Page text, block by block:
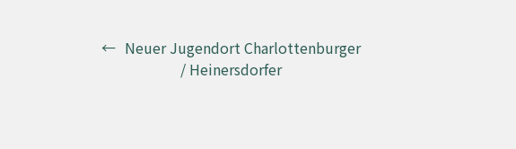
Beitragsnavigation
Neuer Jugendort Charlottenburger
/ Heinersdorfer